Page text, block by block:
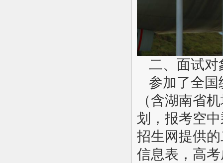
二、面试对
参加了全
（含湖南省
划，报考空
招生网提供
信息表，高